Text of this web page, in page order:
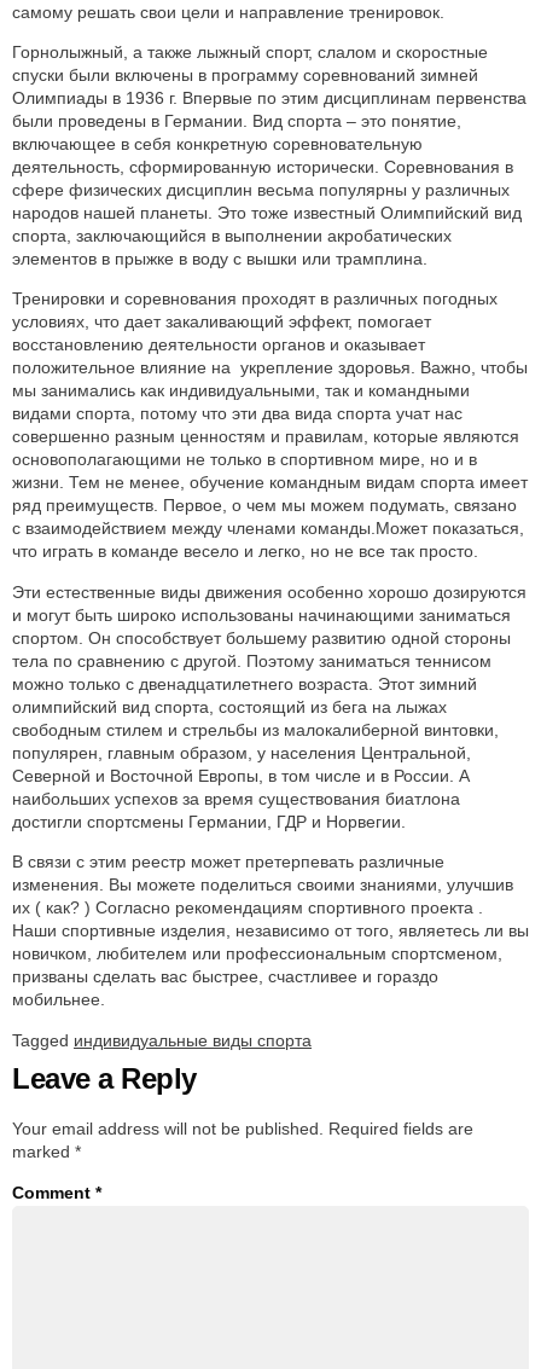
самому решать свои цели и направление тренировок.
Горнолыжный, а также лыжный спорт, слалом и скоростные
спуски были включены в программу соревнований зимней
Олимпиады в 1936 г. Впервые по этим дисциплинам первенства
были проведены в Германии. Вид спорта – это понятие,
включающее в себя конкретную соревновательную
деятельность, сформированную исторически. Соревнования в
сфере физических дисциплин весьма популярны у различных
народов нашей планеты. Это тоже известный Олимпийский вид
спорта, заключающийся в выполнении акробатических
элементов в прыжке в воду с вышки или трамплина.
Тренировки и соревнования проходят в различных погодных
условиях, что дает закаливающий эффект, помогает
восстановлению деятельности органов и оказывает
положительное влияние на укрепление здоровья. Важно, чтобы
мы занимались как индивидуальными, так и командными
видами спорта, потому что эти два вида спорта учат нас
совершенно разным ценностям и правилам, которые являются
основополагающими не только в спортивном мире, но и в
жизни. Тем не менее, обучение командным видам спорта имеет
ряд преимуществ. Первое, о чем мы можем подумать, связано
с взаимодействием между членами команды.Может показаться,
что играть в команде весело и легко, но не все так просто.
Эти естественные виды движения особенно хорошо дозируются
и могут быть широко использованы начинающими заниматься
спортом. Он способствует большему развитию одной стороны
тела по сравнению с другой. Поэтому заниматься теннисом
можно только с двенадцатилетнего возраста. Этот зимний
олимпийский вид спорта, состоящий из бега на лыжах
свободным стилем и стрельбы из малокалиберной винтовки,
популярен, главным образом, у населения Центральной,
Северной и Восточной Европы, в том числе и в России. А
наибольших успехов за время существования биатлона
достигли спортсмены Германии, ГДР и Норвегии.
В связи с этим реестр может претерпевать различные
изменения. Вы можете поделиться своими знаниями, улучшив
их ( как? ) Согласно рекомендациям спортивного проекта .
Наши спортивные изделия, независимо от того, являетесь ли вы
новичком, любителем или профессиональным спортсменом,
призваны сделать вас быстрее, счастливее и гораздо
мобильнее.
Tagged индивидуальные виды спорта
Leave a Reply
Your email address will not be published.
Required fields are
marked *
Comment *